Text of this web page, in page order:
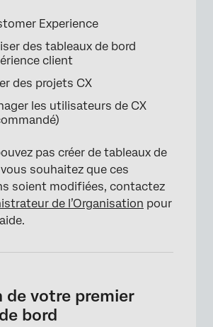
Experience
des tableaux de bord
client
des projets CX
les utilisateurs de CX
pas créer de tableaux de
souhaitez que ces
soient modifiées, contactez
de l’Organisation pour
de votre premier
bord